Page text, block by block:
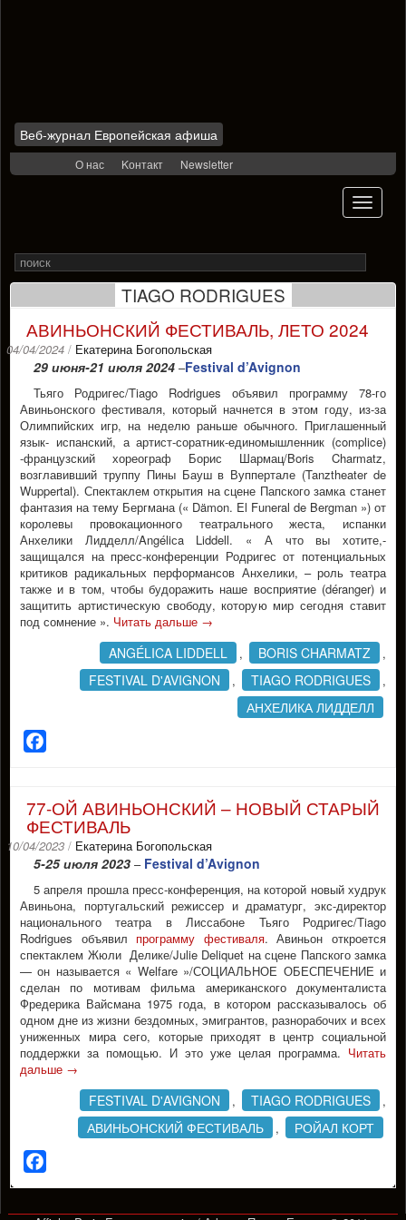
Веб-журнал Европейская афиша
О нас Kонтакт Newsletter
Toggle
Search
for
TIAGO RODRIGUES
АВИНЬОНСКИЙ ФЕСТИВАЛЬ, ЛЕТО 2024
04/04/2024 / Екатерина Богопольская
29 июня-21 июля 2024 –Festival d’Avignon
Тьяго Родригес/Tiago Rodrigues объявил программу 78-го
Авиньонского фестиваля, который начнется в этом году, из-за
Олимпийских игр, на неделю раньше обычного. Приглашенный
язык- испанский, а артист-соратник-единомышленник (complice)
-французский хореограф Борис Шармац/Boris Charmatz,
возглавивший труппу Пины Бауш в Вуппертале (Tanztheater de
Wuppertal). Спектаклем открытия на сцене Папского замка станет
фантазия на тему Бергмана (« Dämon. El Funeral de Bergman ») от
королевы провокационного театрального жеста, испанки
Анхелики Лидделл/Angéliсa Liddell. « А что вы хотите,-
защищался на пресс-конференции Родригес от потенциальных
критиков радикальных перформансов Анхелики, – роль театра
также и в том, чтобы будоражить наше восприятие (déranger) и
защитить артистическую свободу, которую мир сегодня ставит
под сомнение ». Читать дальше →
ANGÉLICA LIDDELL , BORIS CHARMATZ ,
FESTIVAL D'AVIGNON , TIAGO RODRIGUES ,
АНХЕЛИКА ЛИДДЕЛЛ
77-ОЙ АВИНЬОНСКИЙ – НОВЫЙ СТАРЫЙ
ФЕСТИВАЛЬ
10/04/2023 / Екатерина Богопольская
5-25 июля 2023 –Festival d’Avignon
5 апреля прошла пресс-конференция, на которой новый худрук
Авиньона, португальский режиссер и драматург, экс-директор
национального театра в Лиссабоне Тьяго Родригес/Tiago
Rodrigues объявил программу фестиваля. Авиньон откроется
спектаклем Жюли Делике/Julie Deliquet на сцене Папского замка
— он называется « Welfare »/СОЦИАЛЬНОЕ ОБЕСПЕЧЕНИЕ и
сделан по мотивам фильма американского документалиста
Фредерика Вайсмана 1975 года, в котором рассказывалось об
одном дне из жизни бездомных, эмигрантов, разнорабочих и всех
униженных мира сего, которые приходят в центр социальной
поддержки за помощью. И это уже целая программа. Читать
дальше →
FESTIVAL D'AVIGNON , TIAGO RODRIGUES ,
АВИНЬОНСКИЙ ФЕСТИВАЛЬ , РОЙАЛ КОРТ